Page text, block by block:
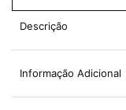
Descrição
Informação Adicional